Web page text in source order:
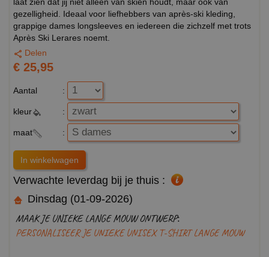
laat zien dat jij niet alleen van skiën houdt, maar ook van
gezelligheid. Ideaal voor liefhebbers van après-ski kleding,
grappige dames longsleeves en iedereen die zichzelf met trots
Après Ski Lerares noemt.
Delen
€ 25,95
Aantal :
kleur :
maat :
Verwachte leverdag bij je thuis :
Dinsdag (01-09-2026)
MAAK JE UNIEKE LANGE MOUW ONTWERP:
PERSONALISEER JE UNIEKE UNISEX T-SHIRT LANGE MOUW